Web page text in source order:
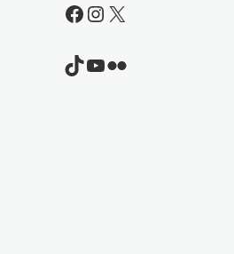
Facebook
Instagram
X
TikTok
YouTube
Flickr